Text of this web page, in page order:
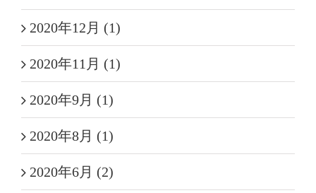
2020年12月 (1)
2020年11月 (1)
2020年9月 (1)
2020年8月 (1)
2020年6月 (2)